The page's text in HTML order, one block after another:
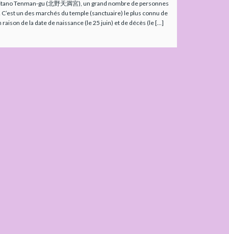
Tenman-gu (北野天満宮), un grand nombre de personnes
un des marchés du temple (sanctuaire) le plus connu de
de la date de naissance (le 25 juin) et de décès (le [...]